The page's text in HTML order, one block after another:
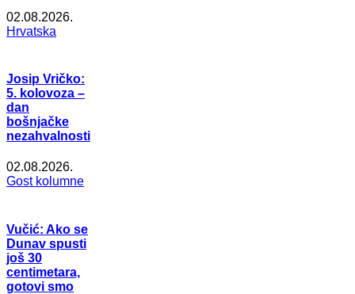
02.08.2026.
Hrvatska
Josip Vričko:
5. kolovoza –
dan
bošnjačke
nezahvalnosti
02.08.2026.
Gost kolumne
Vučić: Ako se
Dunav spusti
još 30
centimetara,
gotovi smo